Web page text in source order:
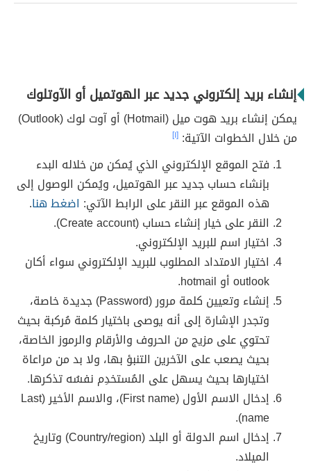
إنشاء بريد إلكتروني جديد عبر الهوتميل أو الآوتلوك
يمكن إنشاء بريد هوت ميل (Hotmail) أو آوت لوك (Outlook)
من خلال الخطوات الآتية: [١]
فتح الموقع الإلكتروني الذي يُمكن من خلاله البدء
بإنشاء حساب جديد عبر الهوتميل، ويُمكن الوصول إلى
هذه الموقع عبر النقر على الرابط الآتي: اضغط هنا.
النقر على خيار إنشاء حساب (Create account).
اختيار اسم للبريد الإلكتروني.
اختيار الامتداد المطلوب للبريد الإلكتروني سواء أكان
outlook أو hotmail.
إنشاء وتعيين كلمة مرور (Password) جديدة خاصة،
وتجدر الإشارة إلى أنه يوصى باختيار كلمة مُركبة بحيث
تحتوي على مزيج من الحروف والأرقام والرموز الخاصة،
بحيث يصعب على الآخرين التنبؤ بها، ولا بد من مراعاة
اختيارها بحيث يسهل على المُستخدِم نفسُه تذكرها.
إدخال الاسم الأول (First name)، والاسم الأخير (Last
name).
إدخال اسم الدولة أو البلد (Country/region) وتاريخ
الميلاد.